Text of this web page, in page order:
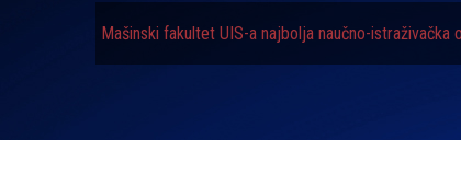
Mašinski fakultet UIS-a najbolјa naučno-